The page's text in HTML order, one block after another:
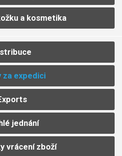
a kosmetika
za expedici
jednání
vrácení zboží